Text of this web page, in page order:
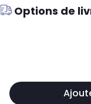
Options de